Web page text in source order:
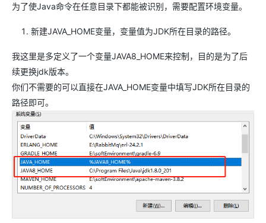
为了使Java命令在任意目录下都能被识别，需要配置环境变量。
新建JAVA_HOME变量，变量值为JDK所在目录的路径。
我这里是多定义了一个变量JAVA8_HOME来控制，目的是为了后
续更换jdk版本。
你们不需要的可以直接在JAVA_HOME变量中填写JDK所在目录的
路径即可。